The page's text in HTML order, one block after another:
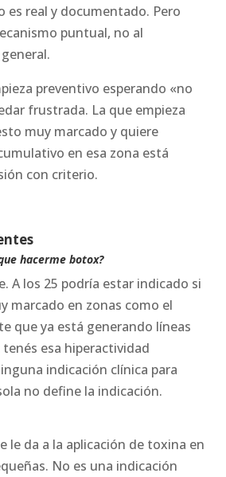
es real y documentado. Pero
puntual, no al
preventivo esperando «no
frustrada. La que empieza
muy marcado y quiere
en esa zona está
con criterio.
hacerme botox?
A los 25 podría estar indicado si
marcado en zonas como el
que ya está generando líneas
esa hiperactividad
indicación clínica para
no define la indicación.
le da a la aplicación de toxina en
No es una indicación